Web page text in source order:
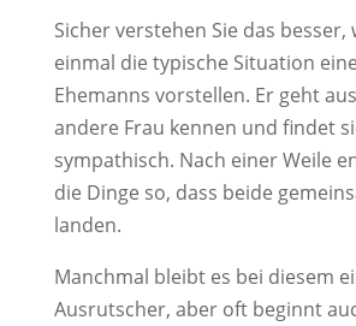
Sicher verstehen Sie das besser,
einmal die typische Situation
Ehemanns vorstellen. Er geht
andere Frau kennen und findet
sympathisch. Nach einer Weile
die Dinge so, dass beide
landen.
Manchmal bleibt es bei diesem
Ausrutscher, aber oft beginnt